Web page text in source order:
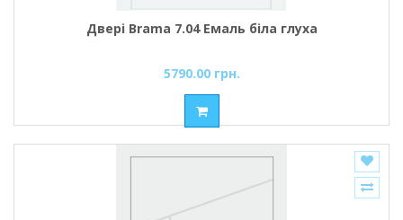
Двері Brama 7.04 Емаль біла глуха
5790.00 грн.